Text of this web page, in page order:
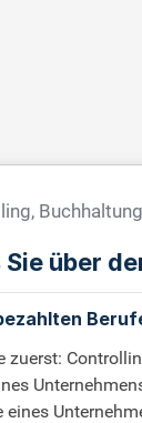
über
zuerst:
eines